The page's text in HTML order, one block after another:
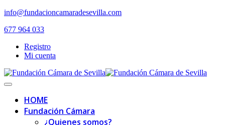
Skip
content
info@fundacioncamaradesevilla.com
677 964 033
Registro
Mi cuenta
Toggle
navigationHOME
Fundación Cámara
¿Quienes somos?